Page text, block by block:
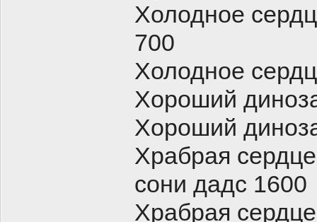
Холодное
700
Холодное
Хороший
Хороший
Храбрая
сони дадс 1600
Храбрая